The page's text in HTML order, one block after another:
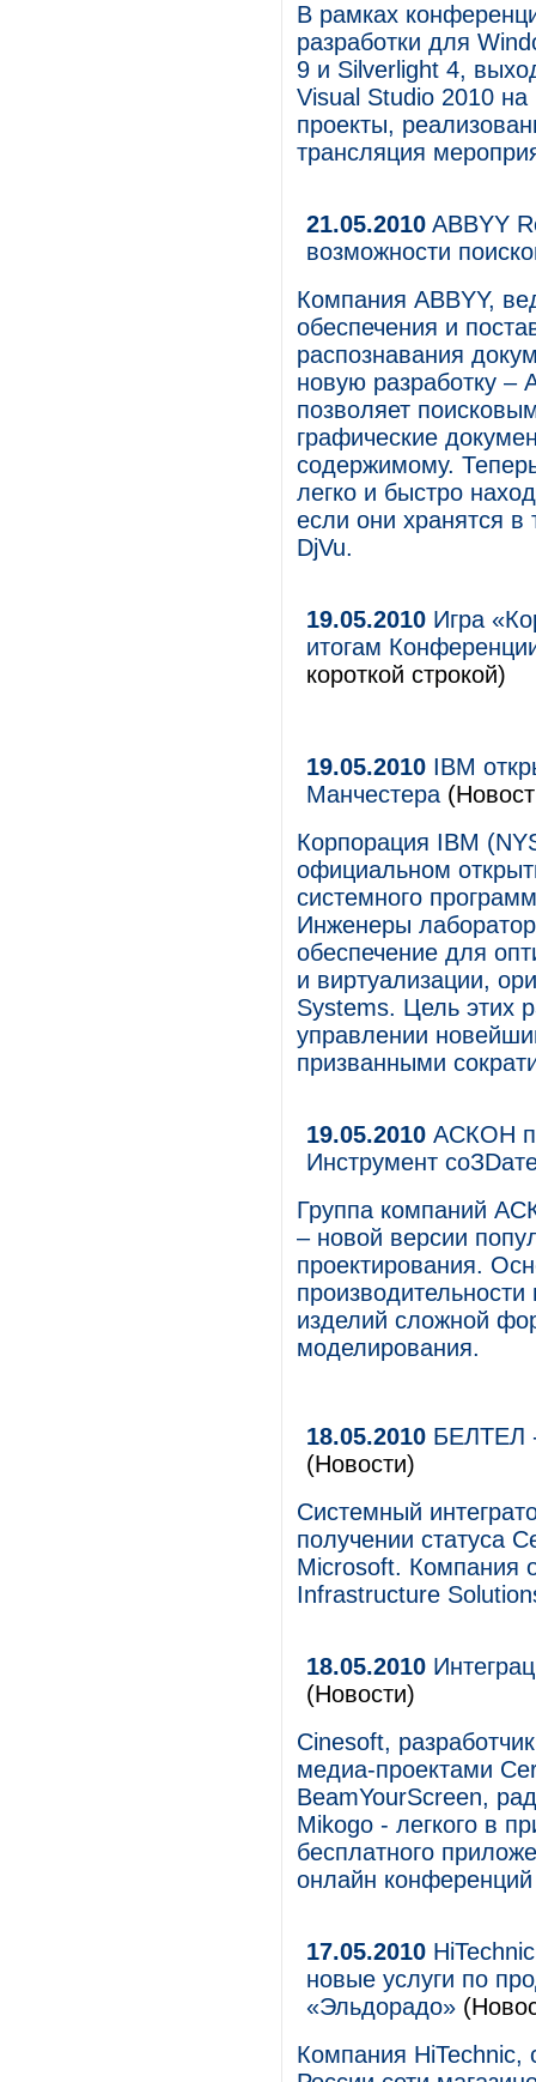
В рамках
разработки для
9 и Silverlight 4,
Visual Studio 2010
проекты,
трансляция
21.05.2010 ABBYY
возможности
Компания ABBYY,
обеспечения и
распознавания
новую разработку –
позволяет
графические
содержимому.
легко и быстро
если они хранятся в
DjVu.
19.05.2010 Игра
итогам
короткой строкой)
19.05.2010 IBM
Манчестера
Корпорация IBM
официальном
системного
Инженеры
обеспечение для
и виртуализации,
Systems. Цель этих
управлении
призванными
19.05.2010 АСКОН
Инструмент
Группа компаний
– новой версии
проектирования.
изделий сложной
моделирования.
18.05.2010 БЕЛТЕЛ
(Новости)
Системный
получении статуса
Microsoft. Компания
Infrastructure
18.05.2010
(Новости)
Cinesoft,
медиа-проектами
BeamYourScreen,
Mikogo - легкого в
бесплатного
онлайн
17.05.2010
новые услуги по
«Эльдорадо»
Компания HiTechnic,